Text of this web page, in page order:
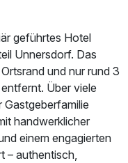
p.P. ab523,50 €
geführtes Hotel
Unnersdorf. Das
und nur rund 3
Über viele
handwerklicher
einem engagierten
– authentisch,